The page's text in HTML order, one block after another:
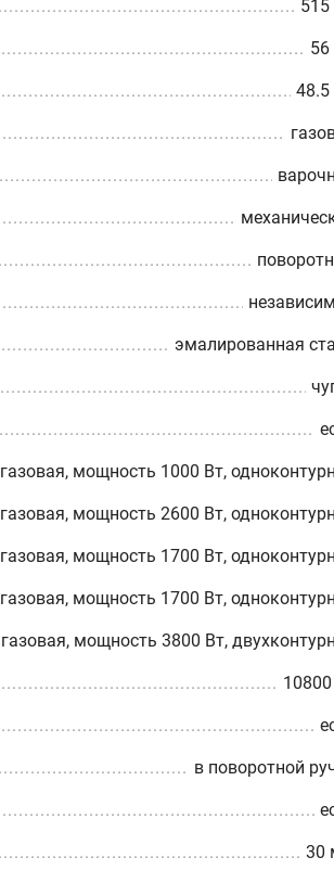
48.5
эмалированная
газовая, мощность 1000 Вт,
газовая, мощность 2600 Вт,
газовая, мощность 1700 Вт,
газовая, мощность 1700 Вт,
газовая, мощность 3800 Вт,
в поворотной
30